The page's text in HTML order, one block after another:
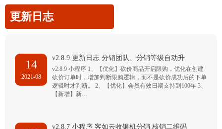
更新日志
14
2021-08
v2.8.9 更新日志 分销团队、分销等级自动升
v2.8.9 小程序 1、【优化】砍价商品开启限购，优化在创建
砍价订单时，增加判断限购逻辑，而不是砍价成功后的下单
逻辑时才判断。 2、【优化】会员有效日期支持到100年 3、
【新增】新…
v2.8.7 小程序 客如云收银机分销 核销二维码